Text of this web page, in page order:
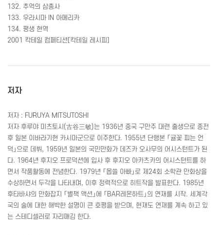
132. 추억의 삼총사
133. 우라시마 IN 아메리카
134. 평생 현역
2001 칵테일 컴페티션[칵테일 레시피]
저자
저자 : FURUYA MITSUTOSHI
저자 후루야 미츠토시(古谷三敏)는 1936년 중국 구만주 대련 출생으로 종전
후 일본 이바라기현 카시마군으로 이주한다. 1955년 단행본 「귤꽃 피는 언
덕」으로 데뷔, 1959년 일본의 국민만화가 데즈카 오사무의 어시스턴트가 된
다. 1964년 후지오 프로덕션에 입사 후 후지오 아카츠카의 어시스턴트를 하
면서 작품활동에 전념한다. 1979년 「몹쓸 아빠」로 제24회 소학관 만화상을
수상하면서 두각을 나타내며, 이후 정력적으로 히트작을 발표한다. 1985년
후타바샤의 만화잡지 「별책 액션」에 「 BAR레몬하트」의 연재를 시작. 세계각
국의 술에 대한 해박한 설명이 큰 호평을 받으며, 현재도 연재를 계속 하고 있
는 스테디셀러로 자리매김 한다.